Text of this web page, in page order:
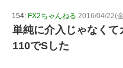
154: FX2ちゃんねる 2016/04/22(
単純に介入じゃなくて
110でSした